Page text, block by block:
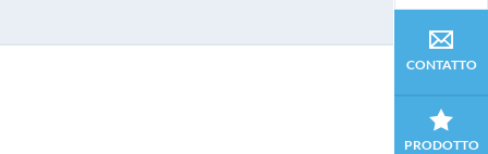
CONTATTO
PRODOTTO